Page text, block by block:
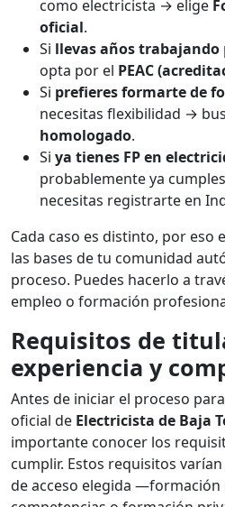
como electricista → elige
oficial.
Si llevas años trabajando
opta por el PEAC
Si prefieres formarte de
necesitas flexibilidad →
homologado.
Si ya tienes FP en
probablemente ya
necesitas registrarte en
Cada caso es distinto, por eso
las bases de tu comunidad
proceso. Puedes hacerlo a
empleo o formación
Requisitos de
experiencia y
Antes de iniciar el proceso
oficial de Electricista de Baja
importante conocer los
cumplir. Estos requisitos
de acceso elegida